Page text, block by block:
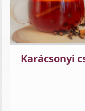
Karácsonyi